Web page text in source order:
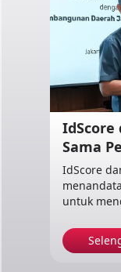
IdScore
Sama
IdScore
untuk